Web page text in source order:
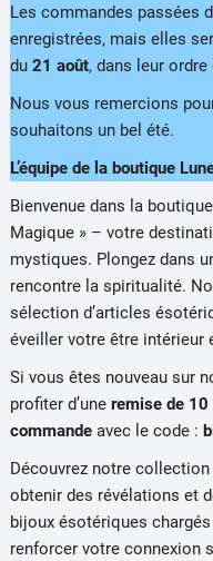
Les commandes passées
enregistrées, mais elles
du 21 août, dans leur ordre
Nous vous remercions
souhaitons un bel été.
L’équipe de la boutique
Bienvenue dans la
Magique » – votre
mystiques. Plongez dans
rencontre la spiritualité.
sélection d’articles
éveiller votre être intérieur
Si vous êtes nouveau sur
profiter d’une remise de 10
commandeavec le code :
Découvrez notre collection
obtenir des révélations et
bijoux ésotériques
renforcer votre connexion